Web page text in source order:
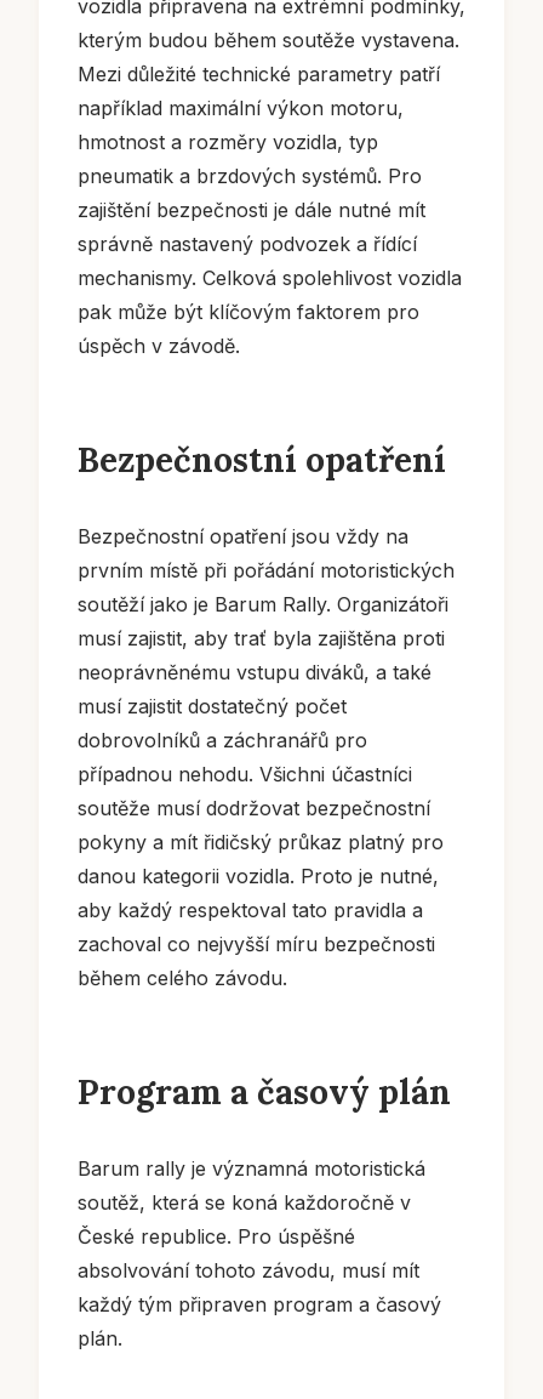
vozidla připravena na extrémní podmínky,
kterým budou během soutěže vystavena.
Mezi důležité technické parametry patří
například maximální výkon motoru,
hmotnost a rozměry vozidla, typ
pneumatik a brzdových systémů. Pro
zajištění bezpečnosti je dále nutné mít
správně nastavený podvozek a řídící
mechanismy. Celková spolehlivost vozidla
pak může být klíčovým faktorem pro
úspěch v závodě.
Bezpečnostní opatření
Bezpečnostní opatření jsou vždy na
prvním místě při pořádání motoristických
soutěží jako je Barum Rally. Organizátoři
musí zajistit, aby trať byla zajištěna proti
neoprávněnému vstupu diváků, a také
musí zajistit dostatečný počet
dobrovolníků a záchranářů pro
případnou nehodu. Všichni účastníci
soutěže musí dodržovat bezpečnostní
pokyny a mít řidičský průkaz platný pro
danou kategorii vozidla. Proto je nutné,
aby každý respektoval tato pravidla a
zachoval co nejvyšší míru bezpečnosti
během celého závodu.
Program a časový plán
Barum rally je významná motoristická
soutěž, která se koná každoročně v
České republice. Pro úspěšné
absolvování tohoto závodu, musí mít
každý tým připraven program a časový
plán.